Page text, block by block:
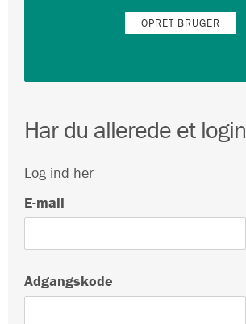
OPRET BRUGER
Har du allerede et login
Log ind her
E-mail
Adgangskode